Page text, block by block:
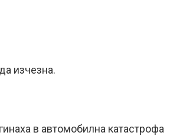
изчезна.
в автомобилна катастрофа